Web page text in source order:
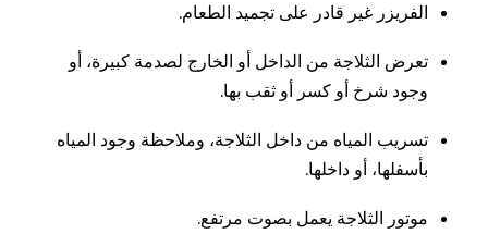
الفريزر غير قادر على تجميد الطعام.
تعرض الثلاجة من الداخل أو الخارج لصدمة كبيرة، أو
وجود شرخ أو كسر أو ثقب بها.
تسريب المياه من داخل الثلاجة، وملاحظة وجود المياه
بأسفلها، أو داخلها.
موتور الثلاجة يعمل بصوت مرتفع.